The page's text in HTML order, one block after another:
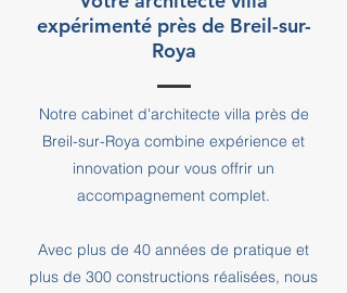
expérimenté près de Breil-sur-
Roya
Notre cabinet d'architecte villa près de
Breil-sur-Roya combine expérience et
innovation pour vous offrir un
accompagnement complet.
Avec plus de 40 années de pratique et
plus de 300 constructions réalisées, nous